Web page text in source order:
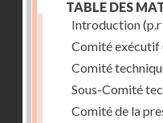
TABLE DES
Introduction
Comité exécutif
Comité
Sous-Comité
Comité de la